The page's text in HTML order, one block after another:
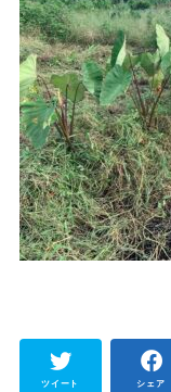
ツイート シェア